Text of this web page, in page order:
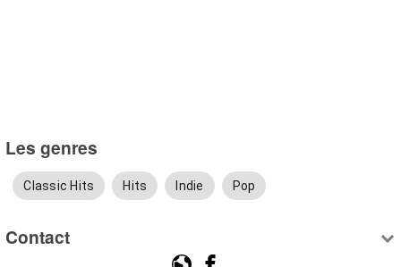
Les genres
Classic Hits Hits Indie Pop
Contact